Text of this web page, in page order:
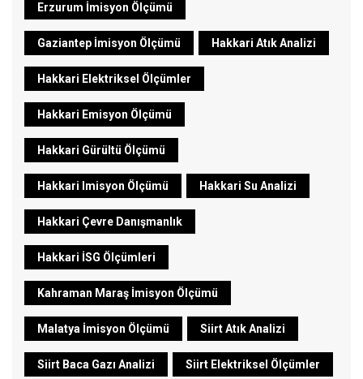
Erzurum İmisyon Ölçümü
Gaziantep İmisyon Ölçümü Hakkari Atık Analizi
Hakkari Elektriksel Ölçümler
Hakkari Emisyon Ölçümü
Hakkari Gürültü Ölçümü
Hakkari Imisyon Ölçümü Hakkari Su Analizi
Hakkari Çevre Danışmanlık
Hakkari İSG Ölçümleri
Kahraman Maraş İmisyon Ölçümü
Malatya İmisyon Ölçümü Siirt Atık Analizi
Siirt Baca Gazı Analizi Siirt Elektriksel Ölçümler